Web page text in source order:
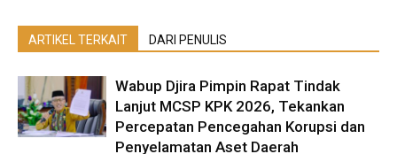
ARTIKEL TERKAIT DARI PENULIS
Wabup Djira Pimpin Rapat Tindak
Lanjut MCSP KPK 2026, Tekankan
Percepatan Pencegahan Korupsi dan
Penyelamatan Aset Daerah